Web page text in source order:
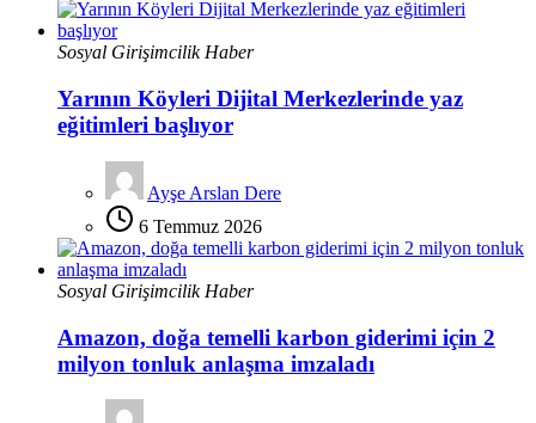
Sosyal Girişimcilik Haber
Yarının Köyleri Dijital Merkezlerinde yaz
eğitimleri başlıyor
Ayşe Arslan Dere
6 Temmuz 2026
Sosyal Girişimcilik Haber
Amazon, doğa temelli karbon giderimi için 2
milyon tonluk anlaşma imzaladı